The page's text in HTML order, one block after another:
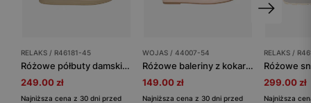
RELAKS / R46181-45
Różowe półbuty damskie z plecionego materiału RELAKS
249.00 zł
Najniższa cena z 30 dni przed
WOJAS / 44007-54
Różowe baleriny z kokardą
149.00 zł
Najniższa cena z 30 dni przed
RELAKS /
299.00 zł
Najniższa